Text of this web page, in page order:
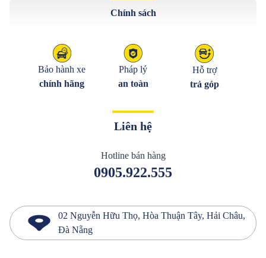
Chính sách
Bảo hành xe
chính hãng
Pháp lý
an toàn
Hỗ trợ
trả góp
Liên hệ
Hotline bán hàng
0905.922.555
02 Nguyễn Hữu Thọ, Hòa Thuận Tây, Hải Châu,
Đà Nẵng